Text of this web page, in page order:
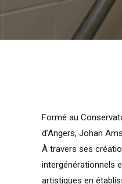
Formé au
d’Angers, Johan
À travers ses
intergénérationnels
artistiques en